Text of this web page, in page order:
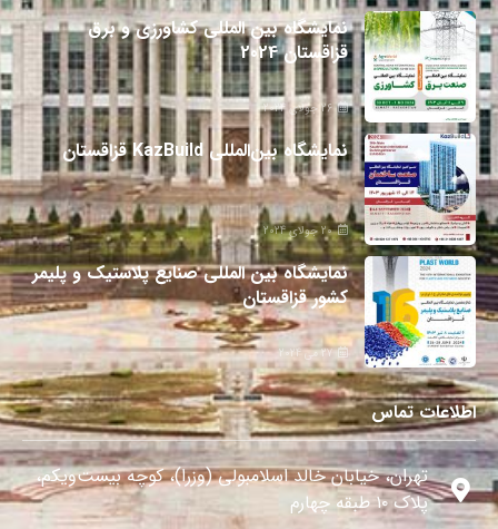
نمایشگاه بین المللی کشاورزی و برق
قزاقستان 2024
26 جولای 2024
نمایشگاه بین‌المللی KazBuild قزاقستان
20 جولای 2024
نمایشگاه بین المللی صنایع پلاستیک و پلیمر
کشور قزاقستان
27 می 2024
اطلاعات تماس
تهران، خیابان خالد اسلامبولی (وزرا)، کوچه بیست‌ویکم،
پلاک ۱۰ طبقه چهارم